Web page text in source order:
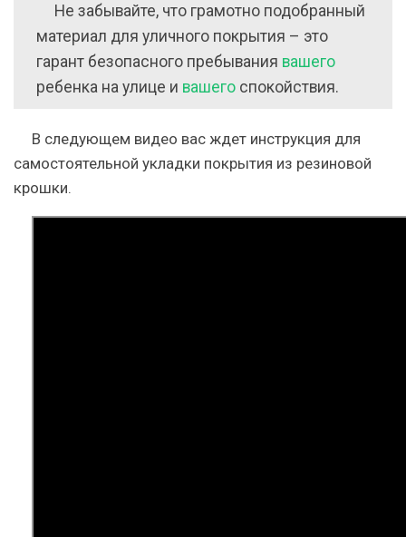
Не забывайте, что грамотно подобранный
материал для уличного покрытия – это
гарант безопасного пребывания вашего
ребенка на улице и вашего спокойствия.
В следующем видео вас ждет инструкция для
самостоятельной укладки покрытия из резиновой
крошки.